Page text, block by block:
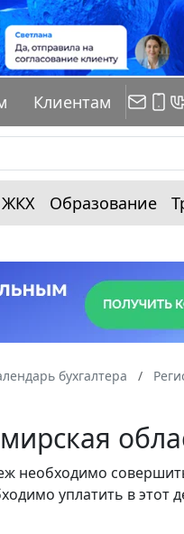
Клиентам
ЖКХ Образование
бухгалтера
необходимо
уплатить в этот